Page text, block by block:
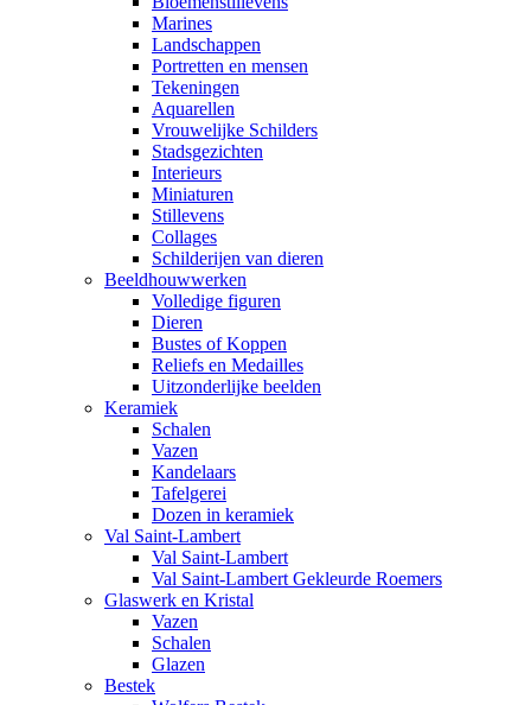
Marines
Landschappen
Portretten en mensen
Tekeningen
Aquarellen
Vrouwelijke Schilders
Stadsgezichten
Interieurs
Miniaturen
Stillevens
Collages
Schilderijen van dieren
Beeldhouwwerken
Volledige figuren
Dieren
Bustes of Koppen
Reliefs en Medailles
Uitzonderlijke beelden
Keramiek
Schalen
Vazen
Kandelaars
Tafelgerei
Dozen in keramiek
Val Saint-Lambert
Val Saint-Lambert
Val Saint-Lambert Gekleurde Roemers
Glaswerk en Kristal
Vazen
Schalen
Glazen
Bestek